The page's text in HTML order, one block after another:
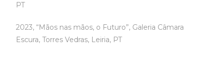
PT
2023, “Mãos nas mãos, o Futuro”, Galeria Câmara
Escura, Torres Vedras, Leiria, PT